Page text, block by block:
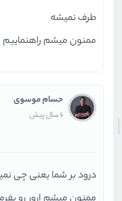
طرف نمیشه
ممنون میشم راهنماییم
حسام موسوی
6 سال پیش
درود بر شما یعنی چی